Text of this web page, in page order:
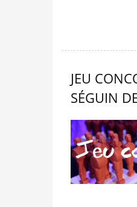
JEU
SÉGUIN